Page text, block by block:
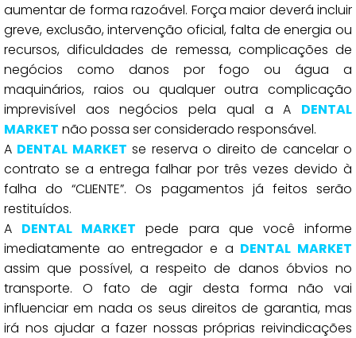
aumentar de forma razoável. Força maior deverá incluir
greve, exclusão, intervenção oficial, falta de energia ou
recursos, dificuldades de remessa, complicações de
negócios como danos por fogo ou água a
maquinários, raios ou qualquer outra complicação
imprevisível aos negócios pela qual a A DENTAL
MARKET não possa ser considerado responsável.
A DENTAL MARKET se reserva o direito de cancelar o
contrato se a entrega falhar por três vezes devido à
falha do “CLIENTE”. Os pagamentos já feitos serão
restituídos.
A DENTAL MARKET pede para que você informe
imediatamente ao entregador e a DENTAL MARKET
assim que possível, a respeito de danos óbvios no
transporte. O fato de agir desta forma não vai
influenciar em nada os seus direitos de garantia, mas
irá nos ajudar a fazer nossas próprias reivindicações